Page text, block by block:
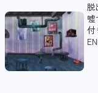
脱
付